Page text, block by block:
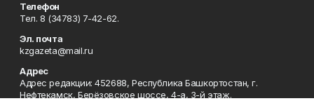
Телефон
Тел. 8 (34783) 7-42-62.
Эл. почта
kzgazeta@mail.ru
Адрес
Адрес редакции: 452688, Республика Башкортостан, г.
Нефтекамск, Берёзовское шоссе, 4-а, 3-й этаж.